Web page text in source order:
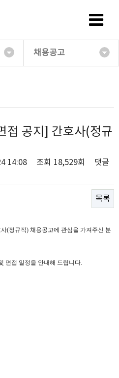
채용공고
접 공지] 간호사(정규
14:08 조회 18,529회
댓글
목록
(정규직) 채용공고에 관심을 가져주신 분
면접 일정을 안내해 드립니다.